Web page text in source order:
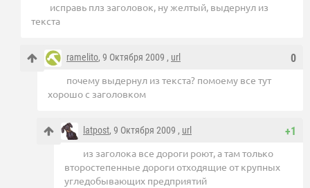
исправь плз заголовок, ну желтый, выдернул из
текста
0
ramelito, 9 Октября 2009 , url
почему выдернул из текста? помоему все тут
хорошо с заголовком
+1
latpost, 9 Октября 2009 , url
из заголока все дороги роют, а там только
второстепенные дороги отходящие от крупных
угледобывающих предприятий